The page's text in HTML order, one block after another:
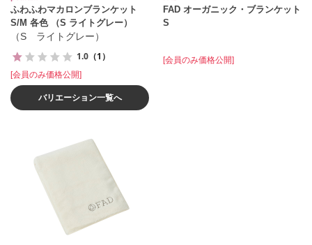
ふわふわマカロンブランケット
S/M 各色 （S ライトグレー）
（S ライトグレー）
1.0 （1）
[会員のみ価格公開]
バリエーション一覧へ
FAD オーガニック・ブランケット
S
[会員のみ価格公開]